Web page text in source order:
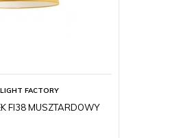
FACTORY
FI38 MUSZTARDOWY